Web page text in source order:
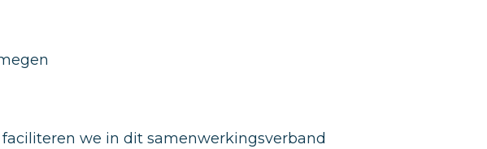
we in dit samenwerkingsverband